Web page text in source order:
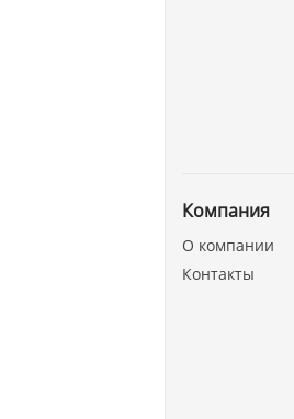
Компания
О компании
Контакты